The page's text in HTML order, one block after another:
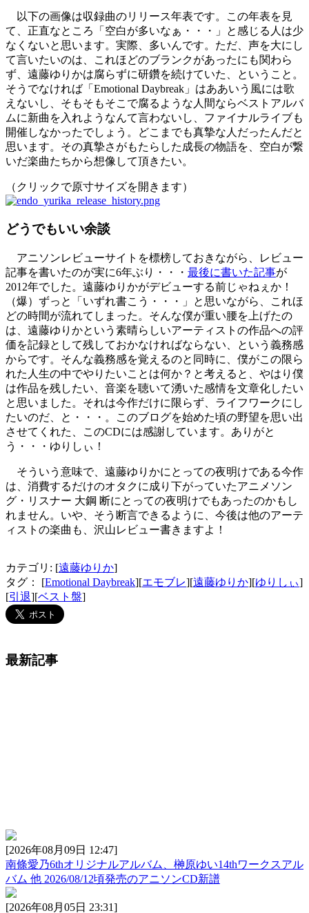
以下の画像は収録曲のリリース年表です。この年表を見
て、正直なところ「空白が多いなぁ・・・」と感じる人は少
なくないと思います。実際、多いんです。ただ、声を大にし
て言いたいのは、これほどのブランクがあったにも関わら
ず、遠藤ゆりかは腐らずに研鑽を続けていた、ということ。
そうでなければ「Emotional Daybreak」はああいう風には歌
えないし、そもそもそこで腐るような人間ならベストアルバ
ムに新曲を入れようなんて言わないし、ファイナルライブも
開催しなかったでしょう。どこまでも真摯な人だったんだと
思います。その真摯さがもたらした成長の物語を、空白が繋
いだ楽曲たちから想像して頂きたい。
（クリックで原寸サイズを開きます）
どうでもいい余談
アニソンレビューサイトを標榜しておきながら、レビュー
記事を書いたのが実に6年ぶり・・・ 最後に書いた記事が
2012年でした。遠藤ゆりかがデビューする前じゃねぇか！
（爆）ずっと「いずれ書こう・・・」と思いながら、これほ
どの時間が流れてしまった。そんな僕が重い腰を上げたの
は、遠藤ゆりかという素晴らしいアーティストの作品への評
価を記録として残しておかなければならない、という義務感
からです。そんな義務感を覚えるのと同時に、僕がこの限ら
れた人生の中でやりたいことは何か？と考えると、やはり僕
は作品を残したい、音楽を聴いて湧いた感情を文章化したい
と思いました。それは今作だけに限らず、ライフワークにし
たいのだ、と・・・。このブログを始めた頃の野望を思い出
させてくれた、このCDには感謝しています。ありがと
う・・・ゆりしぃ！
そういう意味で、遠藤ゆりかにとっての夜明けである今作
は、消費するだけのオタクに成り下がっていたアニメソン
グ・リスナー 大鋼 断にとっての夜明けでもあったのかもし
れません。いや、そう断言できるように、今後は他のアーテ
ィストの楽曲も、沢山レビュー書きますよ！
カテゴリ: [遠藤ゆりか]
タグ： [Emotional Daybreak][エモブレ][遠藤ゆりか][ゆりしぃ]
[引退][ベスト盤]
最新記事
[2026年08月09日 12:47]
南條愛乃6thオリジナルアルバム、榊原ゆい14thワークスアル
バム 他 2026/08/12頃発売のアニソンCD新譜
[2026年08月05日 23:31]